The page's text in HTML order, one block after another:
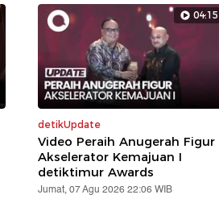
04:15
detikUpdate
Video Peraih Anugerah Figur
Akselerator Kemajuan I
detiktimur Awards
Jumat, 07 Agu 2026 22:06 WIB